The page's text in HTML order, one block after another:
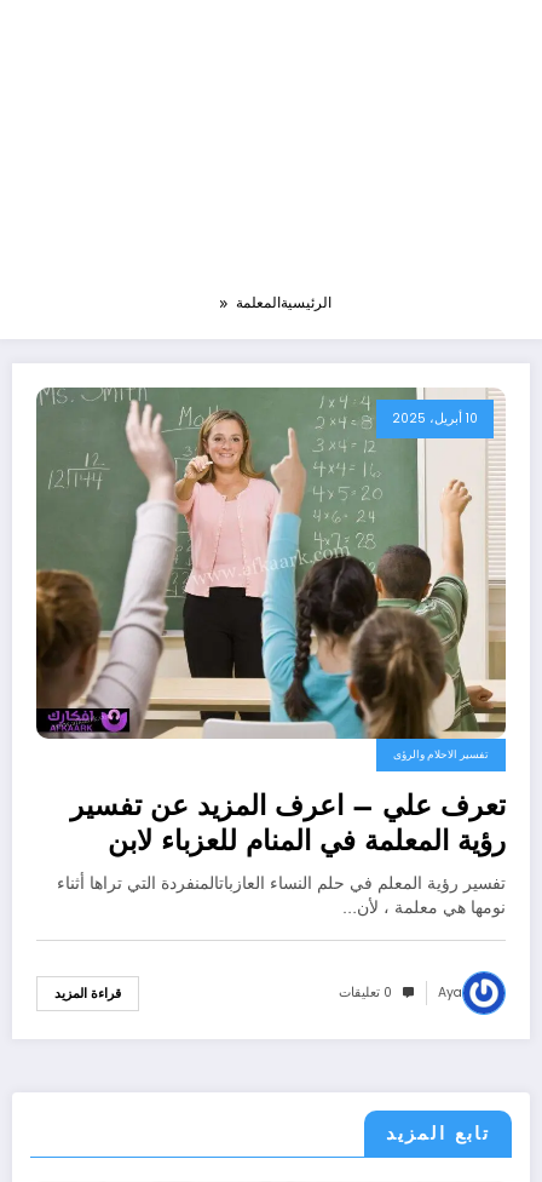
الرئيسيةالمعلمة
10 أبريل، 2025
تفسير الاحلام والرؤى
تعرف علي – اعرف المزيد عن تفسير
رؤية المعلمة في المنام للعزباء لابن
سيرين – بالتفصيل
تفسير رؤية المعلم في حلم النساء العازباتالمنفردة التي تراها أثناء
نومها هي معلمة ، لأن…
Aya 0 تعليقات قراءة المزيد
تابع المزيد